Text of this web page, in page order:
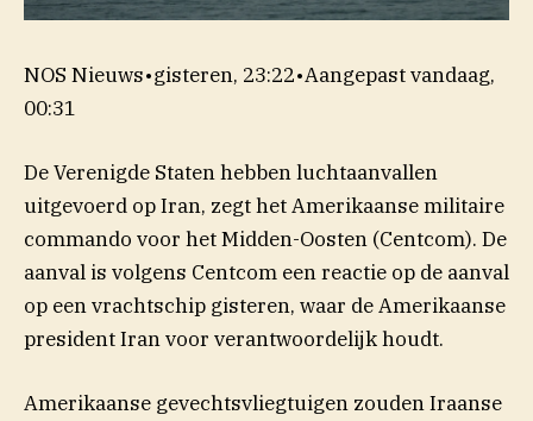
NOS Nieuws•gisteren, 23:22•Aangepastvandaag,
00:31
De Verenigde Staten hebben luchtaanvallen
uitgevoerd op Iran, zegt het Amerikaanse militaire
commando voor het Midden-Oosten (Centcom). De
aanval is volgens Centcom een reactie op de aanval
op een vrachtschip gisteren, waar de Amerikaanse
president Iran voor verantwoordelijk houdt.
Amerikaanse gevechtsvliegtuigen zouden Iraanse